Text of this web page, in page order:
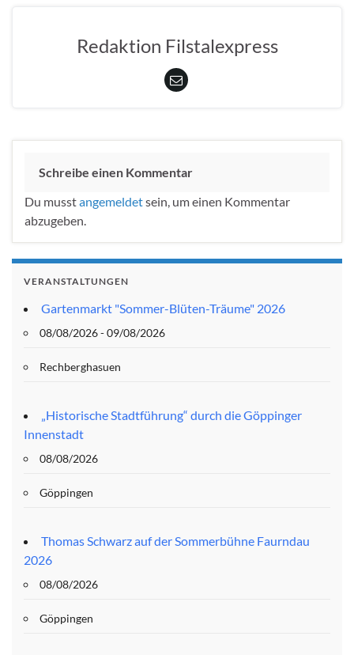
Redaktion Filstalexpress
Schreibe einen Kommentar
Du musstangemeldetsein, um einen Kommentar
abzugeben.
VERANSTALTUNGEN
Gartenmarkt "Sommer-Blüten-Träume" 2026
08/08/2026 - 09/08/2026
Rechberghasuen
„Historische Stadtführung“ durch die Göppinger
Innenstadt
08/08/2026
Göppingen
Thomas Schwarz auf der Sommerbühne Faurndau
2026
08/08/2026
Göppingen